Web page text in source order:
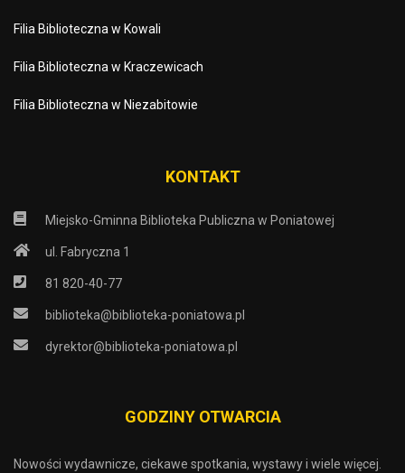
Filia Biblioteczna w Kowali
Filia Biblioteczna w Kraczewicach
Filia Biblioteczna w Niezabitowie
KONTAKT
Miejsko-Gminna Biblioteka Publiczna w Poniatowej
ul. Fabryczna 1
81 820-40-77
biblioteka@biblioteka-poniatowa.pl
dyrektor@biblioteka-poniatowa.pl
GODZINY OTWARCIA
Nowości wydawnicze, ciekawe spotkania, wystawy i wiele więcej.